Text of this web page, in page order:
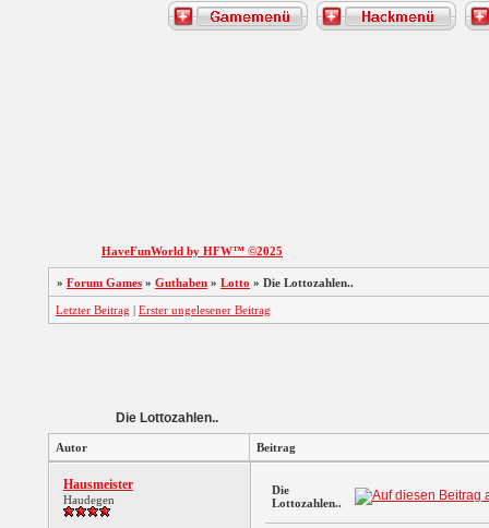
HaveFunWorld by HFW™ ©2025
» Forum Games » Guthaben » Lotto » Die Lottozahlen..
Letzter Beitrag | Erster ungelesener Beitrag
Die Lottozahlen..
Autor Beitrag
Hausmeister
Haudegen
Die
Lottozahlen..